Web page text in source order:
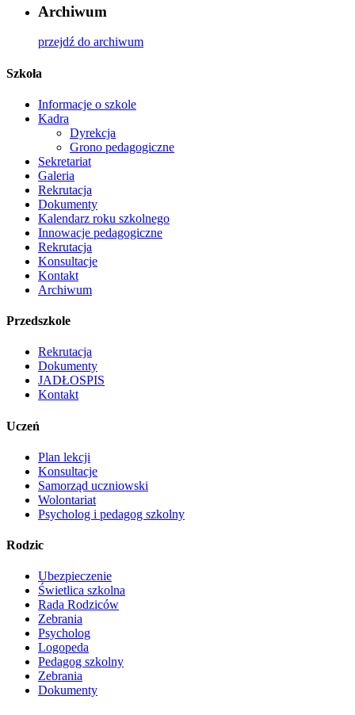
Archiwum
przejdź do archiwum
Szkoła
Informacje o szkole
Kadra
Dyrekcja
Grono pedagogiczne
Sekretariat
Galeria
Rekrutacja
Dokumenty
Kalendarz roku szkolnego
Innowacje pedagogiczne
Rekrutacja
Konsultacje
Kontakt
Archiwum
Przedszkole
Rekrutacja
Dokumenty
JADŁOSPIS
Kontakt
Uczeń
Plan lekcji
Konsultacje
Samorząd uczniowski
Wolontariat
Psycholog i pedagog szkolny
Rodzic
Ubezpieczenie
Świetlica szkolna
Rada Rodziców
Zebrania
Psycholog
Logopeda
Pedagog szkolny
Zebrania
Dokumenty